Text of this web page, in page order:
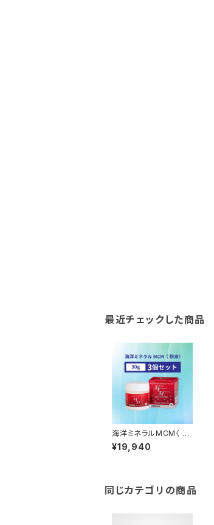
最近チェックした商品
海洋ミネラルMCM〈 粉
末 30g 〉3個セット
¥19,940
同じカテゴリの商品